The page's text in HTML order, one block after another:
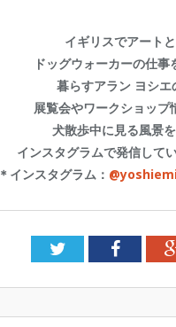
イギリスでアートと
ドッグウォーカーの仕事
暮らすアラン ヨシエ
展覧会やワークショップ
犬散歩中に見る風景を
インスタグラムで発信してい
＊インスタグラム：
Twitter